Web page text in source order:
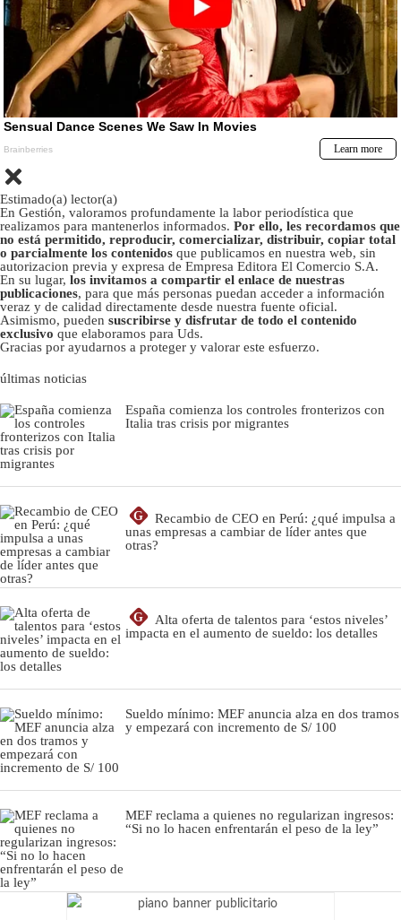
Estimado(a) lector(a)
En Gestión, valoramos profundamente la labor periodística que
realizamos para mantenerlos informados. Por ello, les recordamos que
no está permitido, reproducir, comercializar, distribuir, copiar total
o parcialmente los contenidos que publicamos en nuestra web, sin
autorizacion previa y expresa de Empresa Editora El Comercio S.A.
En su lugar, los invitamos a compartir el enlace de nuestras
publicaciones, para que más personas puedan acceder a información
veraz y de calidad directamente desde nuestra fuente oficial.
Asimismo, pueden suscribirse y disfrutar de todo el contenido
exclusivo que elaboramos para Uds.
Gracias por ayudarnos a proteger y valorar este esfuerzo.
últimas noticias
España comienza los controles fronterizos con
Italia tras crisis por migrantes
G
Recambio de CEO en Perú: ¿qué impulsa a
unas empresas a cambiar de líder antes que
otras?
G
Alta oferta de talentos para ‘estos niveles’
impacta en el aumento de sueldo: los detalles
Sueldo mínimo: MEF anuncia alza en dos tramos
y empezará con incremento de S/ 100
MEF reclama a quienes no regularizan ingresos:
“Si no lo hacen enfrentarán el peso de la ley”